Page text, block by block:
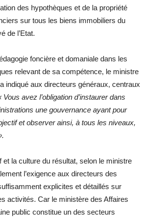
des hypothèques et de la propriété
sur tous les biens immobiliers du
de l’Etat.
foncière et domaniale dans les
relevant de sa compétence, le ministre
indiqué aux directeurs généraux, centraux
Vous avez l’obligation d’instaurer dans
une gouvernance ayant pour
et observer ainsi, à tous les niveaux,
et la culture du résultat, selon le ministre
l’exigence aux directeurs des
explicites et détaillés sur
activités. Car le ministère des Affaires
public constitue un des secteurs